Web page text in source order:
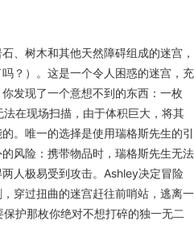
、树木和其他天然障碍组成的迷宫，
？）。这是一个令人困惑的迷宫，充
发现了一个意想不到的东西：一枚
在现场扫描，由于体积巨大，将其
。唯一的选择是使用瑞格斯先生的引
风险：携带物品时，瑞格斯先生无法
人极易受到攻击。Ashley决定冒险
穿过扭曲的迷宫赶往前哨站，逃离一
护那枚你绝对不想打碎的独一无二